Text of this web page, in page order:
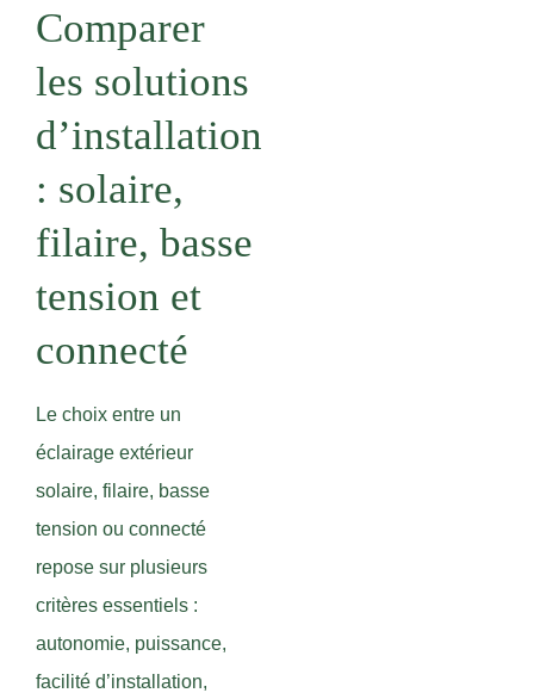
Comparer
les solutions
d’installation
: solaire,
filaire, basse
tension et
connecté
Le choix entre un
éclairage extérieur
solaire, filaire, basse
tension ou connecté
repose sur plusieurs
critères essentiels :
autonomie, puissance,
facilité d’installation,